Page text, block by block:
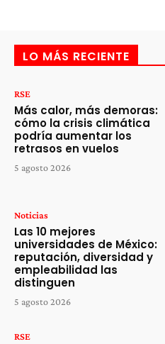
LO MÁS RECIENTE
RSE
Más calor, más demoras:
cómo la crisis climática
podría aumentar los
retrasos en vuelos
5 agosto 2026
Noticias
Las 10 mejores
universidades de México:
reputación, diversidad y
empleabilidad las
distinguen
5 agosto 2026
RSE